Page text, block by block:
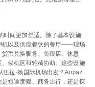
时间更加舒适。除了基本设施
以及供应餐饮的餐厅——现场
币兑换服务、免税店、休息
候机区和轮椅协助。这些设施
伍拉·赖国际机场出发？Airpaz
短途度假、商务出行，还是探